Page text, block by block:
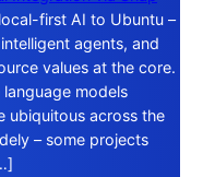
first AI to Ubuntu –
agents, and
values at the core.
models
ubiquitous across the
– some projects